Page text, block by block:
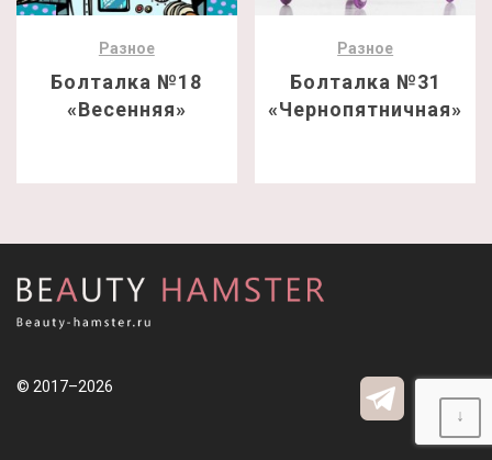
Разное
Болталка №18
«Весенняя»
Разное
Болталка №31
«Чернопятничная»
© 2017–2026
↓